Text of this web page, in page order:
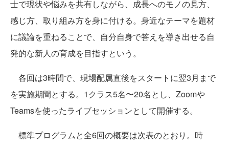
士で現状や悩みを共有しながら、成長へのモノの見方、
感じ方、取り組み方を身に付ける。身近なテーマを題材
に議論を重ねることで、自分自身で答えを導き出せる自
発的な新人の育成を目指すという。
各回は3時間で、現場配属直後をスタートに翌3月まで
を実施期間とする。1クラス5名〜20名とし、Zoomや
Teamsを使ったライブセッションとして開催する。
標準プログラムと全6回の概要は次表のとおり。時